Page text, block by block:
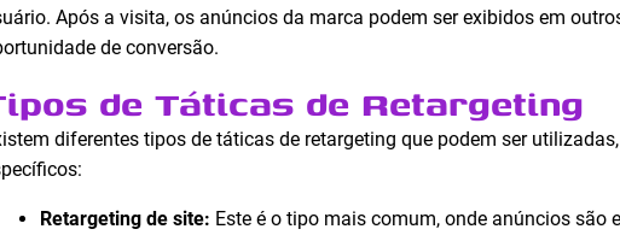
Após a visita, os anúncios da marca podem ser exibidos em
de conversão.
de Táticas de Retargeting
diferentes tipos de táticas de retargeting que podem ser
Retargeting de site: Este é o tipo mais comum, onde anúncios